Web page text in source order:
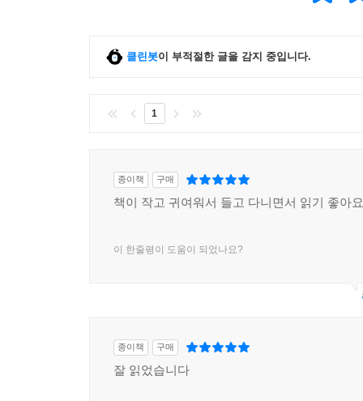
클린봇이 부적절한 글을 감지 중입니다.
1
종이책 구매
책이 작고 귀여워서 들고 다니면서 읽기 좋아요
이 한줄평이 도움이 되었나요?
종이책 구매
잘 읽었습니다